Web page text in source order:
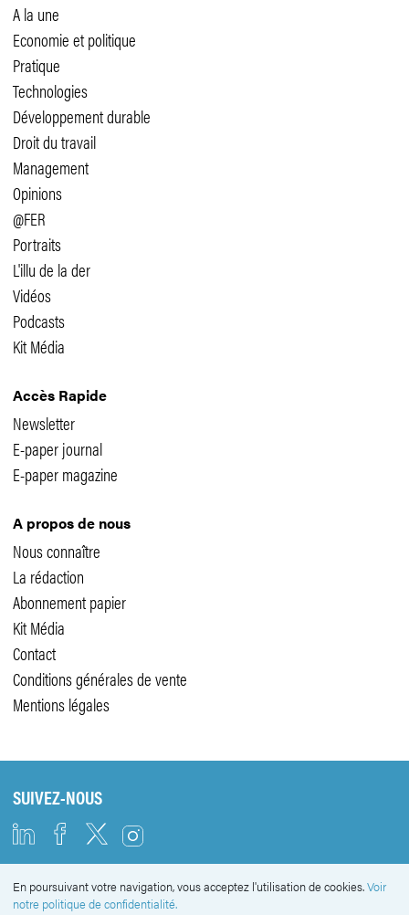
A la une
Economie et politique
Pratique
Technologies
Développement durable
Droit du travail
Management
Opinions
@FER
Portraits
L'illu de la der
Vidéos
Podcasts
Kit Média
Accès Rapide
Newsletter
E-paper journal
E-paper magazine
A propos de nous
Nous connaître
La rédaction
Abonnement papier
Kit Média
Contact
Conditions générales de vente
Mentions légales
SUIVEZ-NOUS
NEWSLETTER
En poursuivant votre navigation, vous acceptez l'utilisation de cookies.Voir
notre politique de confidentialité.